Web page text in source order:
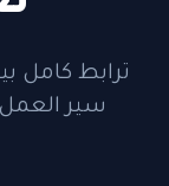
ترابط كامل
سير العمل